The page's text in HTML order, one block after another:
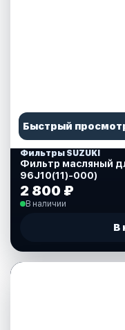
Быстрый
Фильтры SUZUKI
Фильтр масляный
96J10(11)-000)
2 800 ₽
В наличии
В